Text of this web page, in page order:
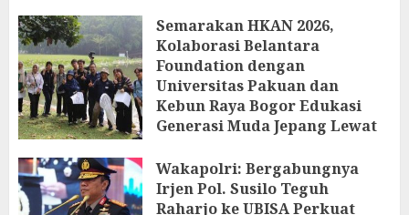
Semarakan HKAN 2026,
Kolaborasi Belantara
Foundation dengan
Universitas Pakuan dan
Kebun Raya Bogor Edukasi
Generasi Muda Jepang Lewat
Kebun Raya Bogor
AGUSTUS 3, 2026
Wakapolri: Bergabungnya
Irjen Pol. Susilo Teguh
Raharjo ke UBISA Perkuat